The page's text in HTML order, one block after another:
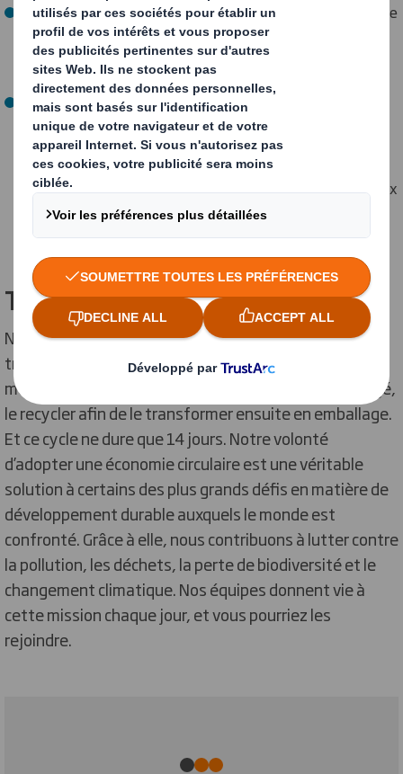
Plus d'un tiers de notre équipe dirigeante est composée
de femmes, dont 37 % au niveau du conseil
d'administration, et nous nous efforçons d'augmenter
ce chiffre.
Notre stratégie de développement durable, à la pointe
de l'industrie, ainsi que des initiatives à l'échelle de
l'entreprise, contribuent à notre transition vers un
avenir plus durable. Par exemple, la formation aux
principes de la conception circulaire et les projets locaux
de biodiversité dans les communautés locales.
Trois divisions. Un seul objectif
Nous sommes une entreprise mondiale composée de
trois divisions principales. Ensemble, elles créent un
modèle d’entreprise circulaire : collecter le papier usagé,
le recycler afin de le transformer ensuite en emballage.
Et ce cycle ne dure que 14 jours. Notre volonté
d’adopter une économie circulaire est une véritable
solution à certains des plus grands défis en matière de
développement durable auxquels le monde est
confronté. Grâce à elle, nous contribuons à lutter contre
la pollution, les déchets, la perte de biodiversité et le
changement climatique. Nos équipes donnent vie à
cette mission chaque jour, et vous pourriez les
rejoindre.